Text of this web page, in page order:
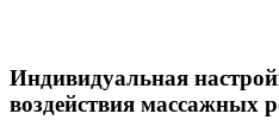
Индивидуальная
воздействия массажных